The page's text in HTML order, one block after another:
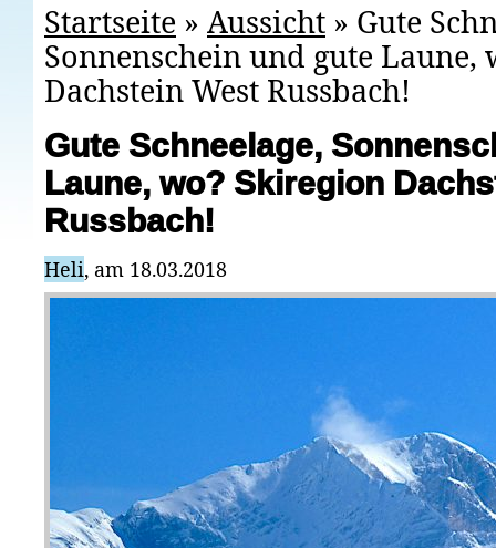
Startseite » Aussicht » Gute
Sonnenschein und gute Laune,
Dachstein West Russbach!
Gute Schneelage,
Laune, wo? Skiregion
Russbach!
Heli, am 18.03.2018